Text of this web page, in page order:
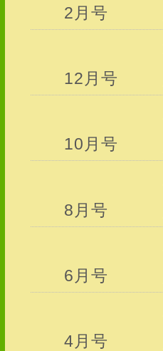
2月号
12月号
10月号
8月号
6月号
4月号